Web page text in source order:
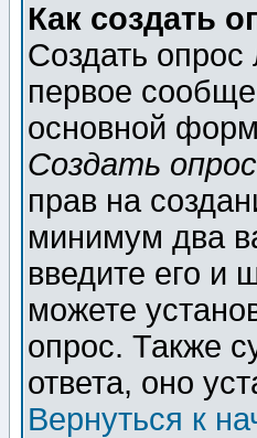
Как создать
Создать опрос
первое
основной
Создать опрос
прав на
минимум два
введите его и
можете
опрос. Также
ответа, оно
Вернуться к